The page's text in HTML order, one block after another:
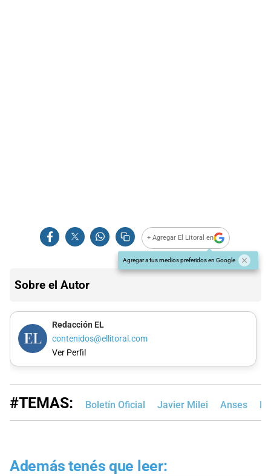
+ Agregar El Litoral en
Agregar a tus medios preferidos en Google
Sobre el Autor
Redacción EL
contenidos@ellitoral.com
Ver Perfil
#TEMAS: Boletín Oficial Javier Milei Anses
Además tenés que leer: